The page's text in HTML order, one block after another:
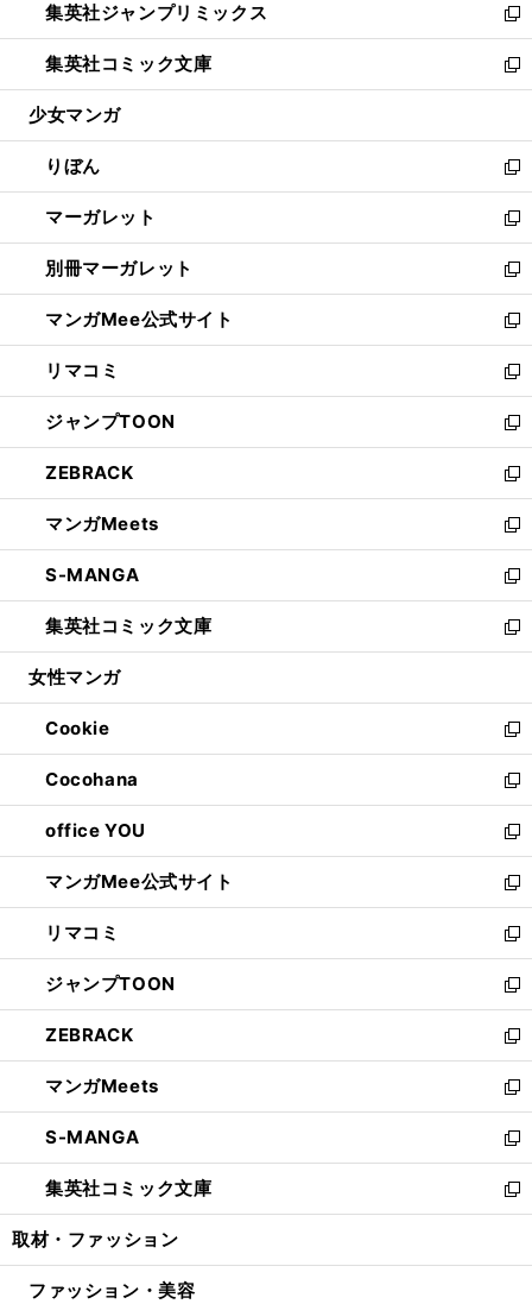
く
で
開
く
ド
ウ
で
開
ィ
ン
ド
ウ
開
く
い
ウ
ィ
ン
ウ
で
開
く
集英社ジャンプリミックス
新
し
い
ウ
ン
ド
ウ
で
開
く
集英社コミック文庫
新
し
ウ
ィ
ン
ド
ウ
で
開
く
少女マンガ
りぼん
新
し
い
ウ
ィ
ン
ド
ウ
で
開
く
マーガレット
新
し
い
ウ
ィ
ン
ド
ウ
で
開
く
別冊マーガレット
新
し
い
ウ
ィ
ン
ド
ウ
で
開
く
マンガMee公式サイト
新
し
い
ウ
ィ
ン
ド
ウ
で
開
く
リマコミ
新
し
い
ウ
ィ
ン
ド
ウ
で
開
く
ジャンプTOON
新
し
い
ウ
ィ
ン
ド
ウ
で
開
ZEBRACK
新
し
い
ウ
ィ
ン
ド
ウ
開
く
マンガMeets
新
し
い
ウ
ィ
ン
ウ
で
開
く
S-MANGA
新
し
い
ウ
ン
ド
ウ
で
開
く
集英社コミック文庫
新
し
ウ
ィ
ン
ド
ウ
で
開
く
女性マンガ
Cookie
新
し
い
ウ
ィ
ン
ド
ウ
で
開
く
Cocohana
新
し
い
ウ
ィ
ン
ド
ウ
で
開
く
office YOU
新
し
い
ウ
ィ
ン
ド
ウ
で
開
く
マンガMee公式サイト
新
し
い
ウ
ィ
ン
ド
ウ
で
開
く
リマコミ
新
し
い
ウ
ィ
ン
ド
ウ
で
開
く
ジャンプTOON
新
し
い
ウ
ィ
ン
ド
ウ
で
開
ZEBRACK
新
し
い
ウ
ィ
ン
ド
ウ
開
マンガMeets
新
し
い
ウ
ィ
ン
ウ
S-MANGA
新
し
い
ウ
ン
集英社コミック文庫
新
し
ウ
取材・ファッション
ファッション・美容